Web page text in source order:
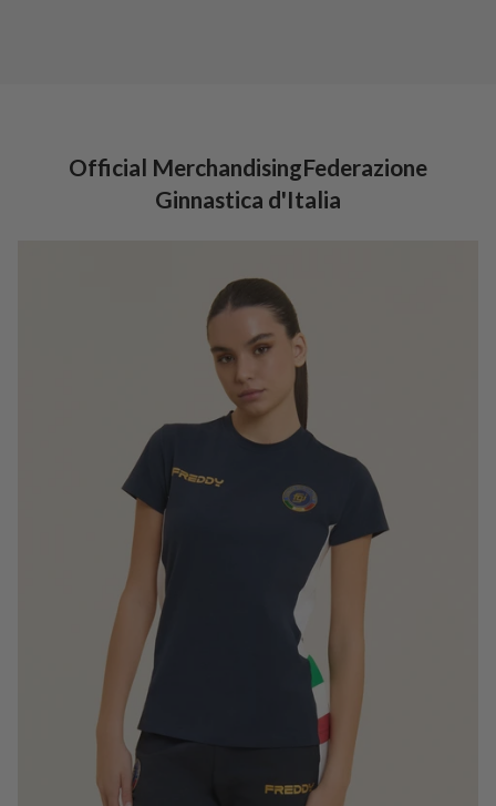
Official MerchandisingFederazione
Ginnastica d'Italia